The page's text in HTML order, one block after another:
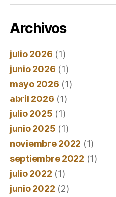
Archivos
julio 2026 (1)
junio 2026 (1)
mayo 2026 (1)
abril 2026 (1)
julio 2025 (1)
junio 2025 (1)
noviembre 2022 (1)
septiembre 2022 (1)
julio 2022 (1)
junio 2022 (2)